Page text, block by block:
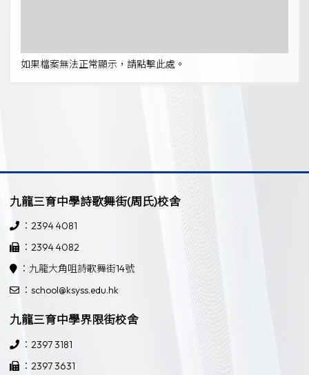
如果檔案無法正常顯示，請點擊此處。
九龍三育中學詩歌舞街(周氏)校舍
：2394 4081
：2394 4082
：九龍大角咀詩歌舞街14號
：school@ksyss.edu.hk
九龍三育中學界限街校舍
：2397 3181
：2397 3631